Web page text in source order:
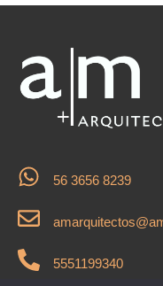
56 3656 8239
5551199340